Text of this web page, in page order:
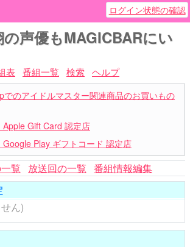
ログイン状態の確認
声優もMAGICBARにい
表 番組一覧 検索 ヘルプ
でのアイドルマスター関連商品のお買いもの
Apple Gift Card 認定店
Google Play ギフトコード 認定店
覧 放送回の一覧 番組情報編集
ん)